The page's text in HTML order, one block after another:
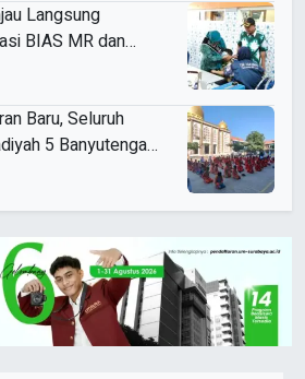
Langsung
BIAS MR dan
18 Surabaya
Baru, Seluruh
5 Banyutengah
Perdana